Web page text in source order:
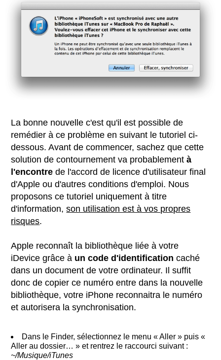
La bonne nouvelle c'est qu'il est possible de
remédier à ce problème en suivant le tutoriel ci-
dessous. Avant de commencer, sachez que cette
solution de contournement va probablementà
l'encontre de l'accord de licence d'utilisateur final
d'Apple ou d'autres conditions d'emploi. Nous
proposons ce tutoriel uniquement à titre
d'information,son utilisation est à vos propres
risques.
Apple reconnaît la bibliothèque liée à votre
iDevice grâce à un code d'identification caché
dans un document de votre ordinateur. Il suffit
donc de copier ce numéro entre dans la nouvelle
bibliothèque, votre iPhone reconnaitra le numéro
et autorisera la synchronisation.
Dans le Finder, sélectionnez le menu « Aller » puis «
Aller au dossier… » et rentrez le raccourci suivant :
~/Musique/iTunes